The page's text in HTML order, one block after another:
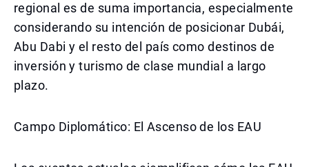
regional es de suma importancia, especialmente
considerando su intención de posicionar Dubái,
Abu Dabi y el resto del país como destinos de
inversión y turismo de clase mundial a largo
plazo.
Campo Diplomático: El Ascenso de los EAU